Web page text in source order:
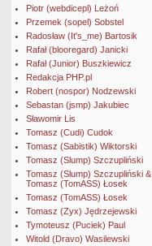
Piotr (webdicepl) Leżoń
Przemek (sopel) Sobstel
Radosław (It's_me) Bartosik
Rafał (blooregard) Janicki
Rafał (Junior) Buszkiewicz
Redakcja PHP.pl
Robert (nospor) Nodzewski
Sebastan (jsmp) Jakubiec
Sławomir Lis
Tomasz (Cudi) Cudok
Tomasz (Sabistik) Wiktorski
Tomasz (Slump) Szczupliński
Tomasz (Slump) Szczupliński &
Tomasz (TomASS) Łosek
Tomasz (TomASS) Łosek
Tomasz (Zyx) Jędrzejewski
Tymoteusz (Puciek) Paul
Witold (Dravo) Wasilewski